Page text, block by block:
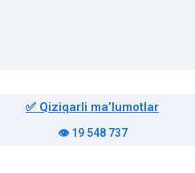
✅ Qiziqarli maʼlumotlar
👁️ 19 548 737